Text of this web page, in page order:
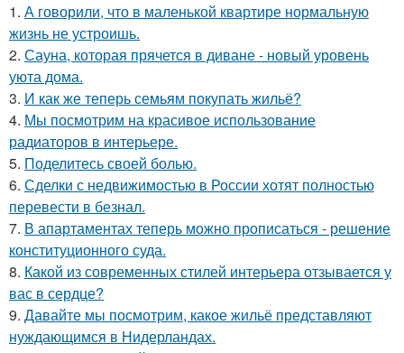
1. А говорили, что в маленькой квартире нормальную
жизнь не устроишь.
2. Сауна, которая прячется в диване - новый уровень
уюта дома.
3. И как же теперь семьям покупать жильё?
4. Мы посмотрим на красивое использование
радиаторов в интерьере.
5. Поделитесь своей болью.
6. Сделки с недвижимостью в России хотят полностью
перевести в безнал.
7. В апартаментах теперь можно прописаться - решение
конституционного суда.
8. Какой из современных стилей интерьера отзывается у
вас в сердце?
9. Давайте мы посмотрим, какое жильё представляют
нуждающимся в Нидерландах.